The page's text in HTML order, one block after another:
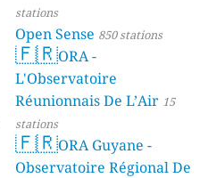
stations
Open Sense 850 stations
🇫🇷ORA -
L'Observatoire
Réunionnais De L’Air 15
stations
🇫🇷ORA Guyane -
Observatoire Régional De